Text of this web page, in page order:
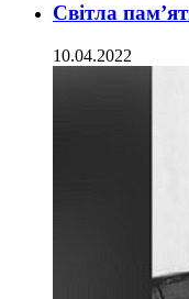
Світла
10.04.2022